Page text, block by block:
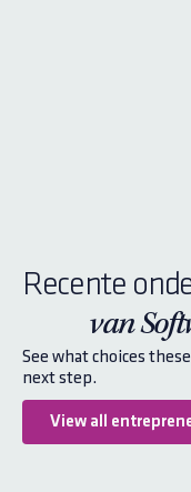
Recente
van
See what choices
next step.
View all